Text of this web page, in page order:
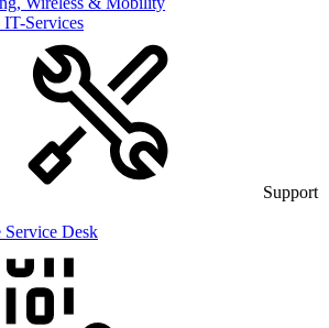
Services
Support
Service Desk